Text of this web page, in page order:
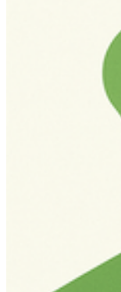
Klicken Sie hier für
Gesellschaft für
Was uns an­treibt
Sustainable
für nachhaltige
Nationen
2030 erreicht werden
lebenswerte Zukunft
umfassen zentrale
Klimaschutz,
Ressourcen. Sie
Zivilgesellschaft
Finden Sie im